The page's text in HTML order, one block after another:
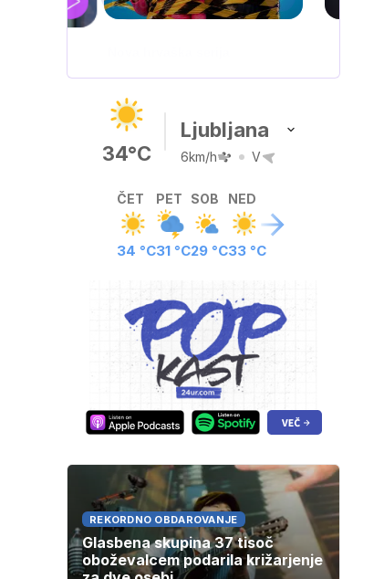
IQ 160
34°C
Ljubljana
6km/h V
ČET
34 °C
PET
31 °C
SOB
29 °C
NED
33 °C
REKORDNO OBDAROVANJE
Glasbena skupina 37 tisoč
oboževalcem podarila križarjenje